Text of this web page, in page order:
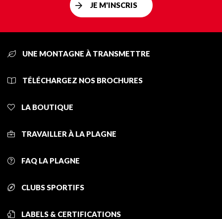
JE M'INSCRIS
UNE MONTAGNE À TRANSMETTRE
TÉLÉCHARGEZ NOS BROCHURES
LA BOUTIQUE
TRAVAILLER À LA PLAGNE
FAQ LA PLAGNE
CLUBS SPORTIFS
LABELS & CERTIFICATIONS